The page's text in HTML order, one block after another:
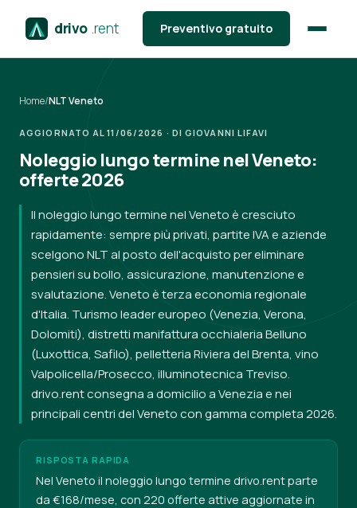
drivo .rent Preventivo gratuito
Home/NLT Veneto
AGGIORNATO AL 11/06/2026 · DI GIOVANNI LIFAVI
Noleggio lungo termine nel Veneto:
offerte 2026
Il noleggio lungo termine nel Veneto è cresciuto
rapidamente: sempre più privati, partite IVA e aziende
scelgono NLT al posto dell'acquisto per eliminare
pensieri su bollo, assicurazione, manutenzione e
svalutazione. Veneto è terza economia regionale
d'Italia. Turismo leader europeo (Venezia, Verona,
Dolomiti), distretti manifattura occhialeria Belluno
(Luxottica, Safilo), pelletteria Riviera del Brenta, vino
Valpolicella/Prosecco, illuminotecnica Treviso.
drivo.rent consegna a domicilio a Venezia e nei
principali centri del Veneto con gamma completa 2026.
RISPOSTA RAPIDA
Nel Veneto il noleggio lungo termine drivo.rent parte
da €168/mese, con 220 offerte attive aggiornate in